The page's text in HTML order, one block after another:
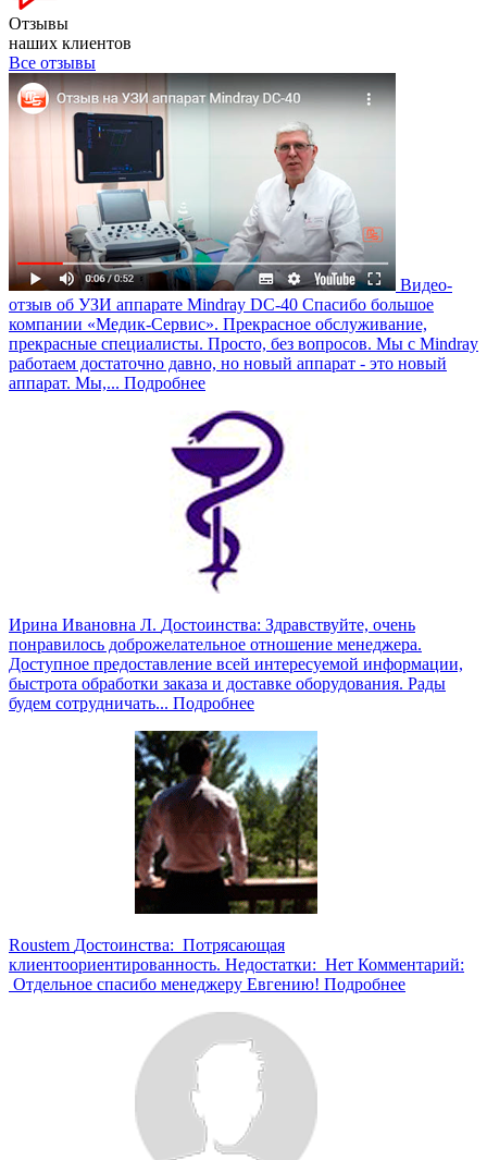
Отзывы
наших клиентов
Все отзывы
Видео-
отзыв об УЗИ аппарате Mindray DC-40 Спасибо большое
компании «Медик-Сервис». Прекрасное обслуживание,
прекрасные специалисты. Просто, без вопросов. Мы с Mindray
работаем достаточно давно, но новый аппарат - это новый
аппарат. Мы,... Подробнее
Ирина Ивановна Л. Достоинства: Здравствуйте, очень
понравилось доброжелательное отношение менеджера.
Доступное предоставление всей интересуемой информации,
быстрота обработки заказа и доставке оборудования. Рады
будем сотрудничать... Подробнее
Roustem Достоинства: Потрясающая
клиентоориентированность. Недостатки: Нет Комментарий:
Отдельное спасибо менеджеру Евгению! Подробнее